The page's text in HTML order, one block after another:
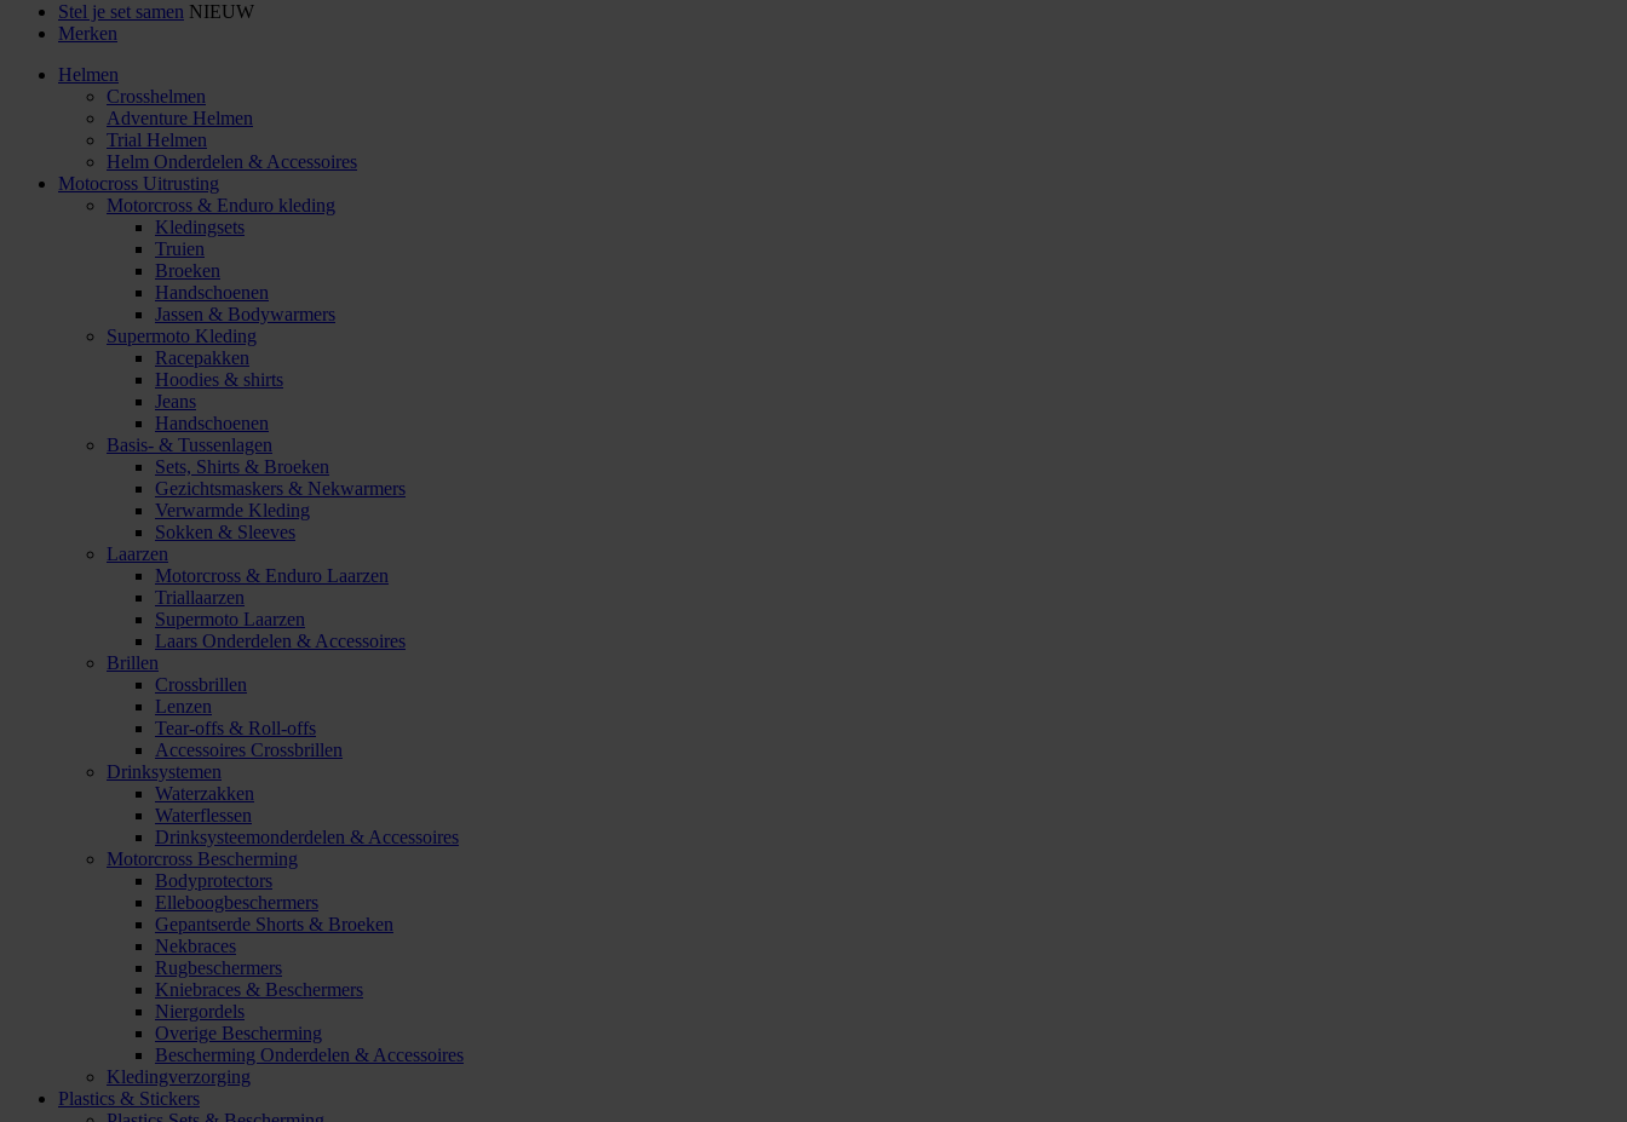
Stel je set samen NIEUW
Merken
Helmen
Crosshelmen
Adventure Helmen
Trial Helmen
Helm Onderdelen & Accessoires
Motocross Uitrusting
Motorcross & Enduro kleding
Kledingsets
Truien
Broeken
Handschoenen
Jassen & Bodywarmers
Supermoto Kleding
Racepakken
Hoodies & shirts
Jeans
Handschoenen
Basis- & Tussenlagen
Sets, Shirts & Broeken
Gezichtsmaskers & Nekwarmers
Verwarmde Kleding
Sokken & Sleeves
Laarzen
Motorcross & Enduro Laarzen
Triallaarzen
Supermoto Laarzen
Laars Onderdelen & Accessoires
Brillen
Crossbrillen
Lenzen
Tear-offs & Roll-offs
Accessoires Crossbrillen
Drinksystemen
Waterzakken
Waterflessen
Drinksysteemonderdelen & Accessoires
Motorcross Bescherming
Bodyprotectors
Elleboogbeschermers
Gepantserde Shorts & Broeken
Nekbraces
Rugbeschermers
Kniebraces & Beschermers
Niergordels
Overige Bescherming
Bescherming Onderdelen & Accessoires
Kledingverzorging
Plastics & Stickers